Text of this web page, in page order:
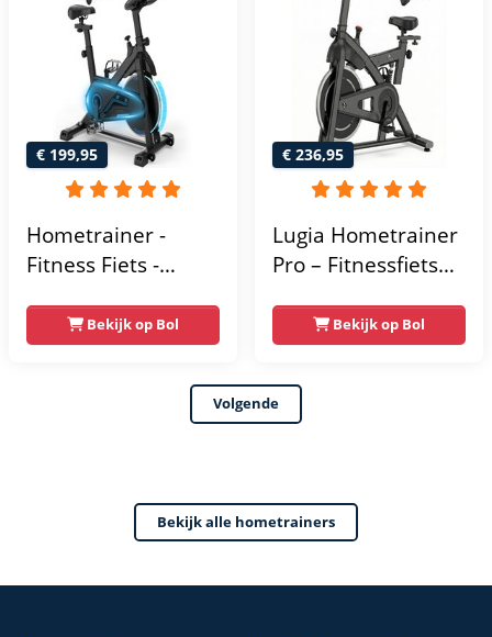
Ergonomisch & Stil
- Hometrainers
Fitness voor Thuis
€ 199,95
Hometrainer -
Fitness Fiets -
Vliegwiel -
Hartslagmeter -
Incl App - Extreem
Bekijk op Bol
€ 236,95
Lugia Hometrainer
Pro – Fitnessfiets
Gebruikers –
Premium Vering &
Demping – Extra
Soepel & Stil –
Bekijk op Bol
Volgende
Bekijk alle hometrainers